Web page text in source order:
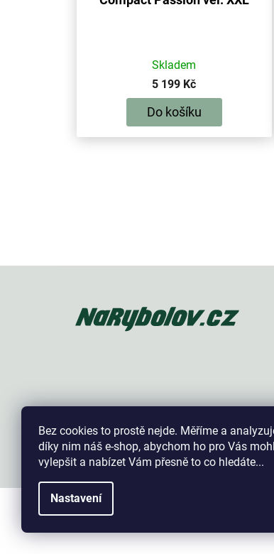
Bez cookies to prostě nejde. Měříme a
díky nim náš e-shop, abychom ho pro Vás
vylepšit a nabízet Vám přesně to co hledáte...
Nastavení
Skladem
5 199 Kč
Do košíku